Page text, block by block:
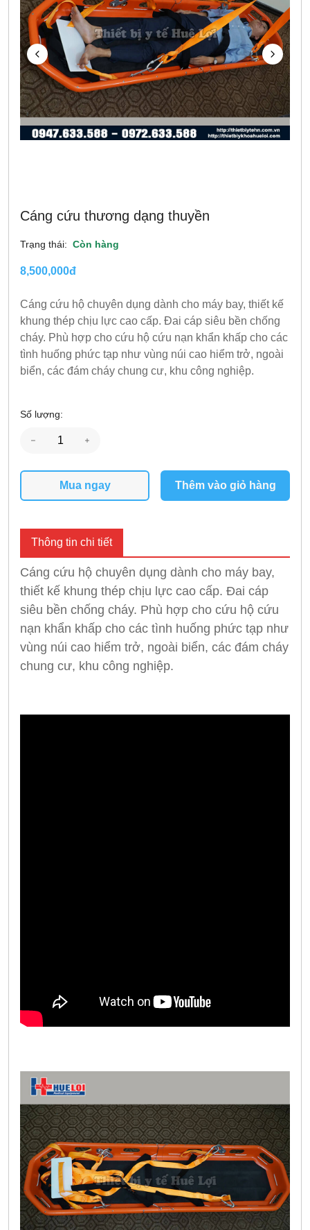
Cáng cứu thương dạng thuyền
Trạng thái: Còn hàng
8,500,000đ
Cáng cứu hộ chuyên dụng dành cho máy bay, thiết kế
khung thép chịu lực cao cấp. Đai cáp siêu bền chống
cháy. Phù hợp cho cứu hộ cứu nạn khẩn khấp cho các
tình huống phức tạp như vùng núi cao hiểm trở, ngoài
biển, các đám cháy chung cư, khu công nghiệp.
Số lượng:
Mua ngay Thêm vào giỏ hàng
Thông tin chi tiết
Cáng cứu hộ chuyên dụng dành cho máy bay,
thiết kế khung thép chịu lực cao cấp. Đai cáp
siêu bền chống cháy. Phù hợp cho cứu hộ cứu
nạn khẩn khấp cho các tình huống phức tạp như
vùng núi cao hiểm trở, ngoài biển, các đám cháy
chung cư, khu công nghiệp.